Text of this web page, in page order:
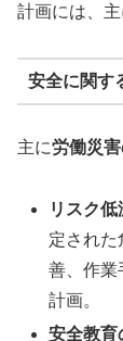
計画には、
安全に関す
主に労働災
リスク
定された
善、作業
計画。
安全教育